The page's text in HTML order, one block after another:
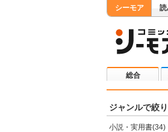
シーモア 読
総合
ジャンルで絞
小説・実用書(34)